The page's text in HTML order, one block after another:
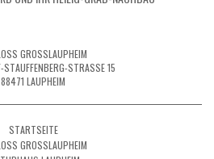
GROSSLAUPHEIM
STAUFFENBERG-STRASSE 15
88471 LAUPHEIM
STARTSEITE
GROSSLAUPHEIM